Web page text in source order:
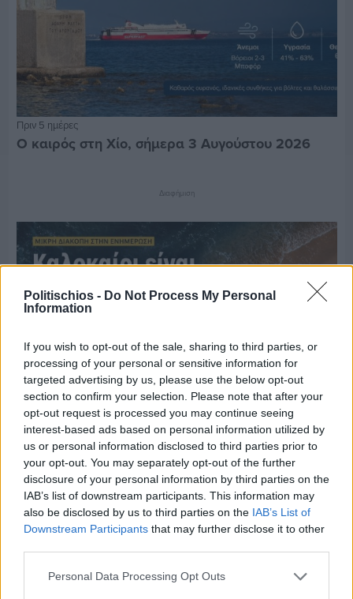
Politischios - Do Not Process My Personal
Information
If you wish to opt-out of the sale, sharing to third parties, or
processing of your personal or sensitive information for
targeted advertising by us, please use the below opt-out
section to confirm your selection. Please note that after your
opt-out request is processed you may continue seeing
interest-based ads based on personal information utilized by
us or personal information disclosed to third parties prior to
your opt-out. You may separately opt-out of the further
disclosure of your personal information by third parties on the
IAB’s list of downstream participants. This information may
also be disclosed by us to third parties on the IAB’s List of
Downstream Participants that may further disclose it to other
Personal Data Processing Opt Outs
Πριν 5 ημέρες
Ο καιρός στη Χίο, σήμερα 3 Αυγούστου 2026
Διαφήμιση
Πριν 7 ημέρες
Μία μικρή αλλά αναγκαία ανάπαυλα για την
ομάδα του «Πολίτη»